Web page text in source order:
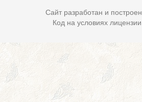
Сайт разработан и построен
Код на условиях лицензии